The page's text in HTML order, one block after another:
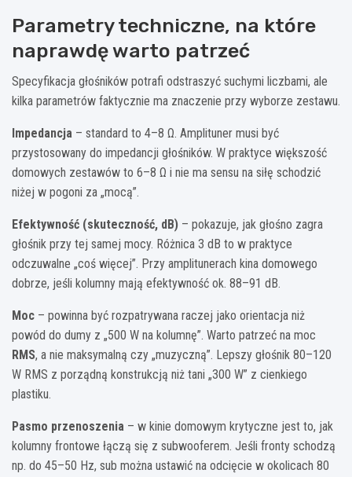
Parametry techniczne, na które
naprawdę warto patrzeć
Specyfikacja głośników potrafi odstraszyć suchymi liczbami, ale
kilka parametrów faktycznie ma znaczenie przy wyborze zestawu.
Impedancja – standard to 4–8 Ω. Amplituner musi być
przystosowany do impedancji głośników. W praktyce większość
domowych zestawów to 6–8 Ω i nie ma sensu na siłę schodzić
niżej w pogoni za „mocą”.
Efektywność (skuteczność, dB) – pokazuje, jak głośno zagra
głośnik przy tej samej mocy. Różnica 3 dB to w praktyce
odczuwalne „coś więcej”. Przy amplitunerach kina domowego
dobrze, jeśli kolumny mają efektywność ok. 88–91 dB.
Moc – powinna być rozpatrywana raczej jako orientacja niż
powód do dumy z „500 W na kolumnę”. Warto patrzeć na moc
RMS, a nie maksymalną czy „muzyczną”. Lepszy głośnik 80–120
W RMS z porządną konstrukcją niż tani „300 W” z cienkiego
plastiku.
Pasmo przenoszenia – w kinie domowym krytyczne jest to, jak
kolumny frontowe łączą się z subwooferem. Jeśli fronty schodzą
np. do 45–50 Hz, sub można ustawić na odcięcie w okolicach 80